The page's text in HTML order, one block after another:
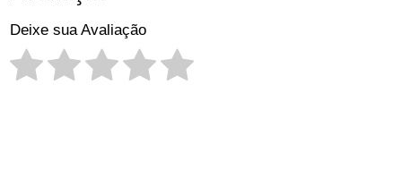
Deixe sua Avaliação